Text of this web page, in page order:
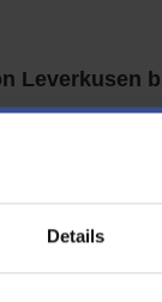
Details
Leverkusen